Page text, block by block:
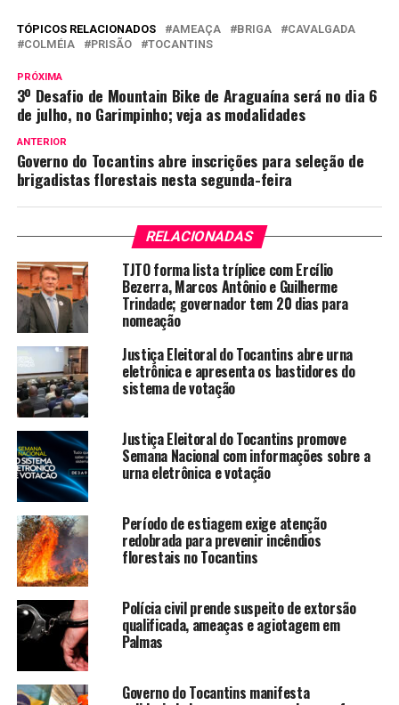
TÓPICOS RELACIONADOS AMEAÇA BRIGA
CAVALGADA
COLMÉIA
PRISÃO TOCANTINS
PRÓXIMA
3º Desafio de Mountain Bike de Araguaína será no dia 6
de julho, no Garimpinho; veja as modalidades
ANTERIOR
Governo do Tocantins abre inscrições para seleção de
brigadistas florestais nesta segunda-feira
RELACIONADAS
TJTO forma lista tríplice com Ercílio
Bezerra, Marcos Antônio e Guilherme
Trindade; governador tem 20 dias para
nomeação
Justiça Eleitoral do Tocantins abre urna
eletrônica e apresenta os bastidores do
sistema de votação
Justiça Eleitoral do Tocantins promove
Semana Nacional com informações sobre a
urna eletrônica e votação
Período de estiagem exige atenção
redobrada para prevenir incêndios
florestais no Tocantins
Polícia civil prende suspeito de extorsão
qualificada, ameaças e agiotagem em
Palmas
Governo do Tocantins manifesta